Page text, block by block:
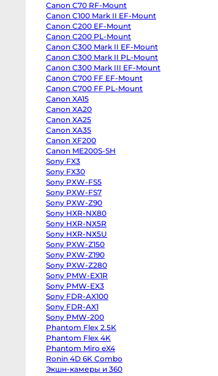
Z6
III
body
Panasonic
GH7
body
Panasonic
GH6
body
Canon C70 RF-Mount
Canon C100 Mark II EF-Mount
Canon C200 EF-Mount
Canon C200 PL-Mount
Canon C300 Mark II EF-Mount
Canon C300 Mark II PL-Mount
Canon C300 Mark III EF-Mount
Canon C700 FF EF-Mount
Canon C700 FF PL-Mount
Canon XA15
Canon XA20
Canon XA25
Canon XA35
Canon XF200
Canon ME200S-SH
Sony FX3
Sony FX30
Sony PXW-FS5
Sony PXW-FS7
Sony PXW-Z90
Sony HXR-NX80
Sony HXR-NX5R
Sony HXR-NX5U
Sony PXW-Z150
Sony PXW-Z190
Sony PXW-Z280
Sony PMW-EX1R
Sony PMW-EX3
Sony FDR-AX100
Sony FDR-AX1
Sony PMW-200
Phantom Flex 2.5K
Phantom Flex 4K
Phantom Miro eX4
Ronin 4D 6K Combo
Экшн-камеры и 360